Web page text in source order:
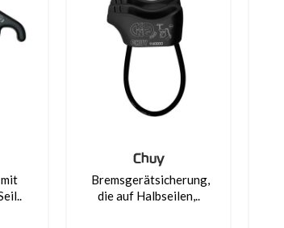
Chuy
Bremsgerätsicherung,
die auf Halbseilen,..